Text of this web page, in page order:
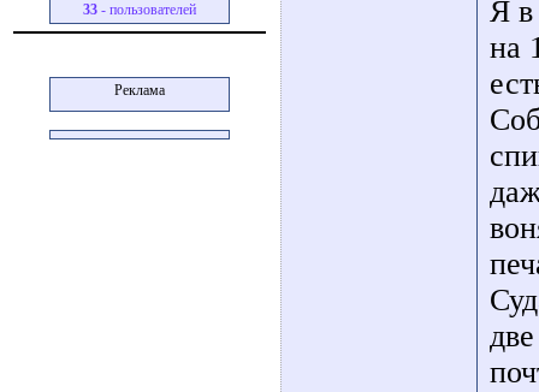
33 - пользователей
Реклама
Я в
на